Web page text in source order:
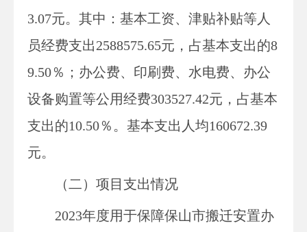
3.07元。其中：基本工资、津贴补贴等人
员经费支出2588575.65元，占基本支出的8
9.50％；办公费、印刷费、水电费、办公
设备购置等公用经费303527.42元，占基本
支出的10.50％。 基本支出人均160672.39
元。
（二）项目支出情况
2023年度用于保障保山市搬迁安置办